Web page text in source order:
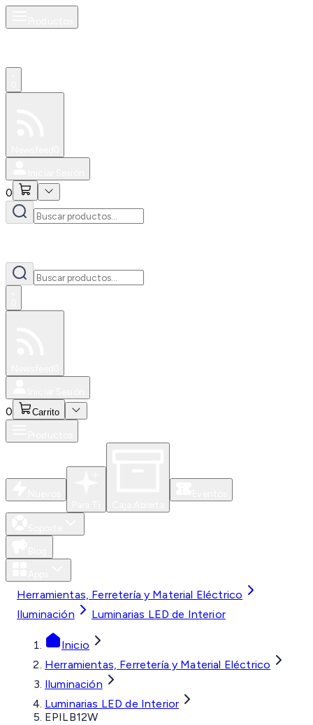
0
0 Carrito
Herramientas, Ferretería y Material Eléctrico
Iluminación
Luminarias LED de Interior
Inicio
Herramientas, Ferretería y Material Eléctrico
Iluminación
Luminarias LED de Interior
EPILB12W